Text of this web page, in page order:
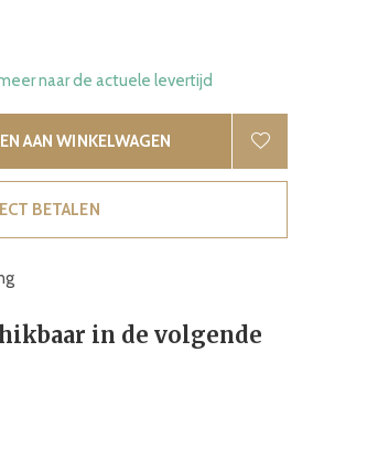
naar de actuele levertijd
AAN WINKELWAGEN
BETALEN
in de volgende